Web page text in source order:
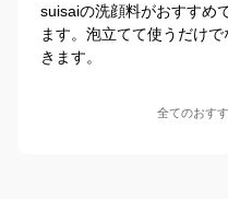
suisaiの洗顔料がおすすめ
ます。泡立てて使うだけ
きます。
全てのおす